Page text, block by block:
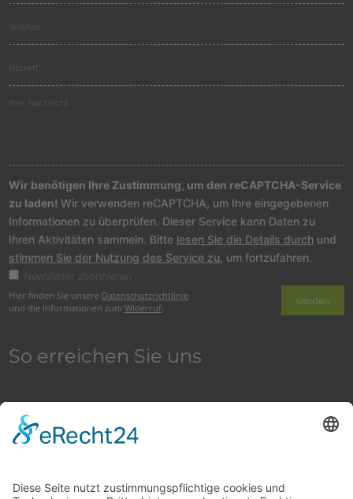
Wir benötigen Ihre Zustimmung, um den reCAPTCHA-Service
zu laden!Wir verwenden reCAPTCHA, um Ihre eingegebenen
Informationen zu überprüfen. Dieser Service kann Daten zu
Ihren Aktivitäten sammeln. Bitte lesen Sie die Details durch und
stimmen Sie der Nutzung des Service zu , um fortzufahren.
Newsletter abonnieren
Hier finden Sie unsere Datenschutzrichtlinie
und die Informationen zumWiderruf
So erreichen Sie uns